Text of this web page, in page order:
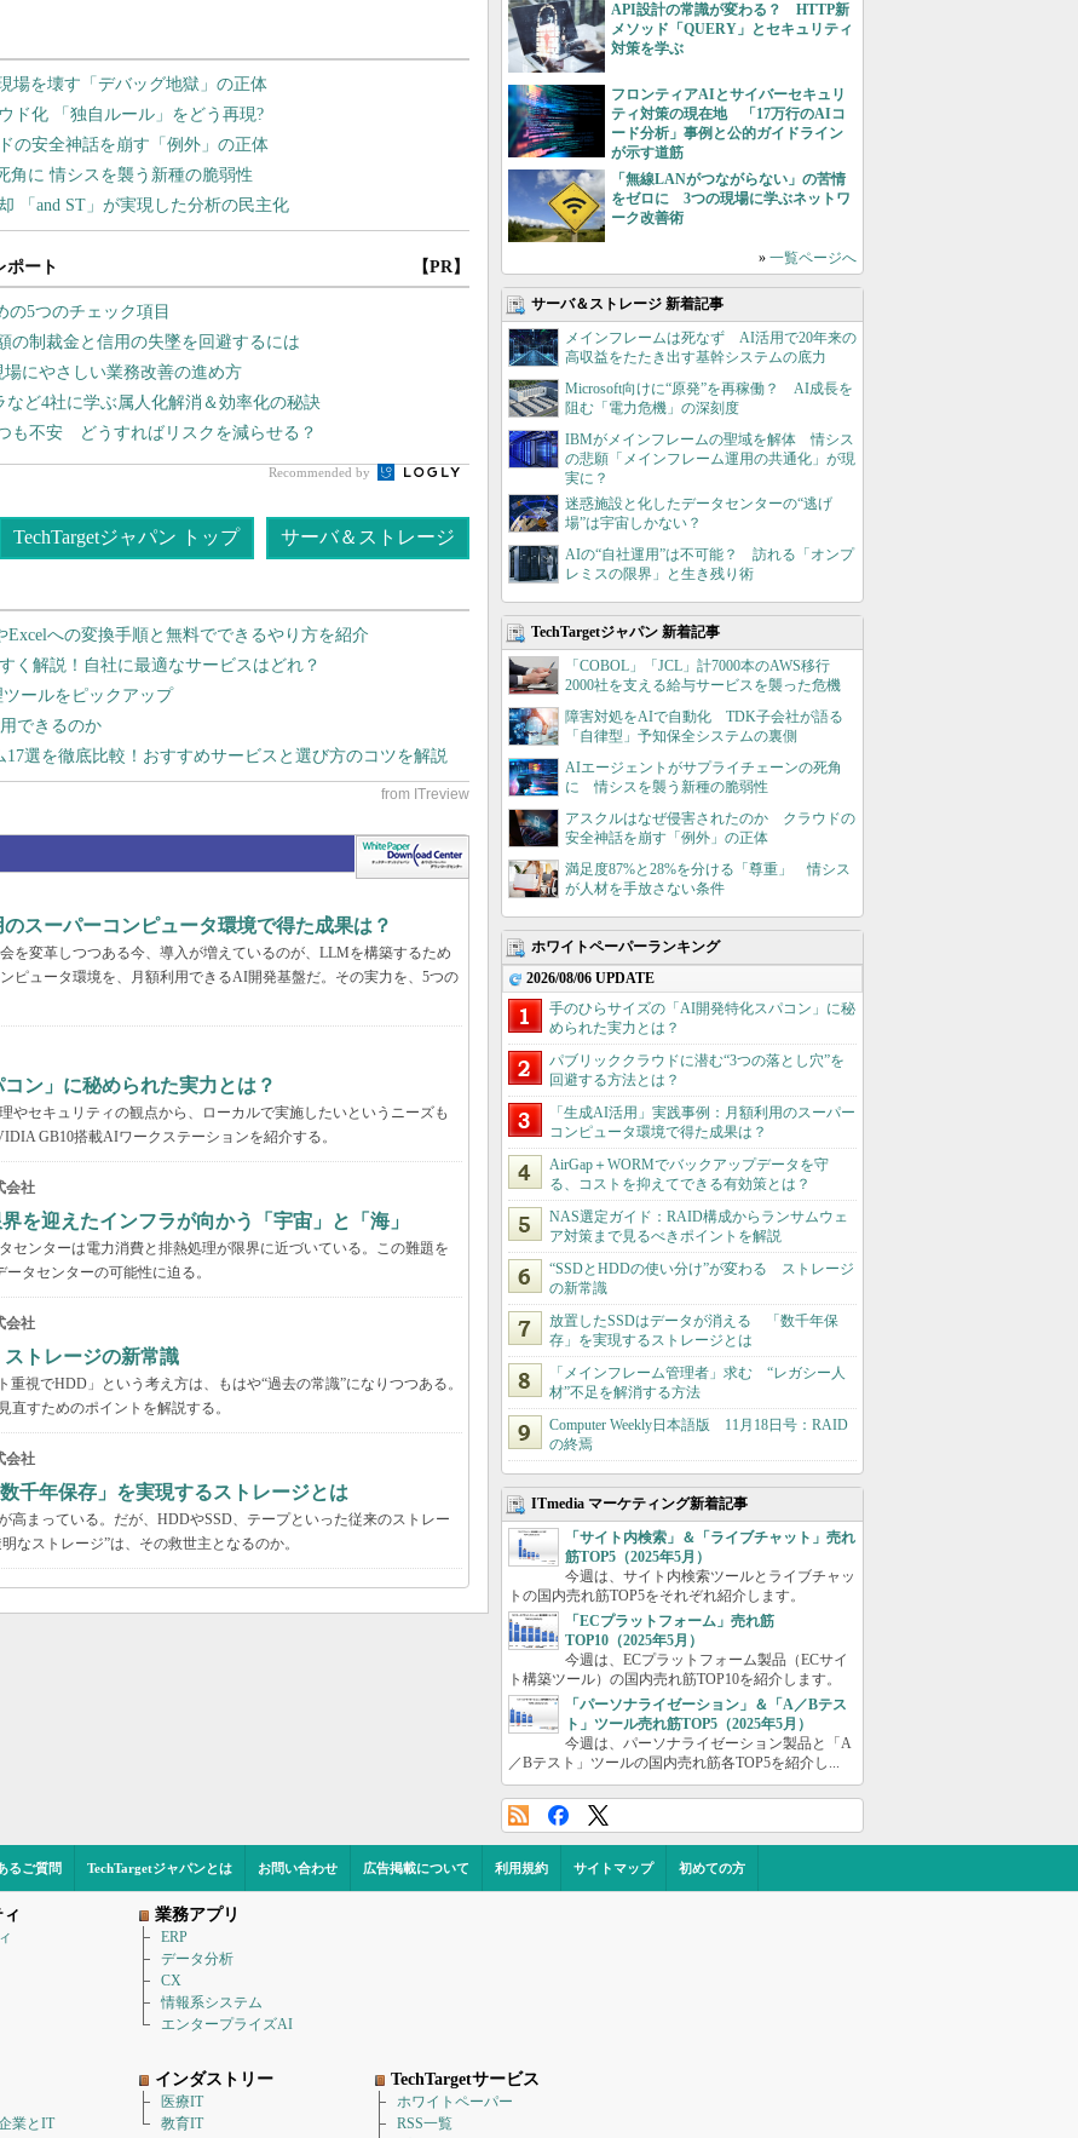
ポート 【PR】
の5つのチェック項目
制裁金と信用の失墜を回避するには
にやさしい業務改善の進め方
ど4社に学ぶ属人化解消＆効率化の秘訣
も不安 どうすればリスクを減らせる？
Recommended by
TechTargetジャパン トップ サーバ＆ストレージ
への変換手順と無料でできるやり方を紹介
く解説！自社に最適なサービスはどれ？
ールをピックアップ
できるのか
17選を徹底比較！おすすめサービスと選び方のコツを解説
スーパーコンピュータ環境で得た成果は？
を変革しつつある今、導入が増えているのが、LLMを構築するため
ピュータ環境を、月額利用できるAI開発基盤だ。その実力を、5つの
ン」に秘められた実力とは？
やセキュリティの観点から、ローカルで実施したいというニーズも
GB10搭載AIワークステーションを紹介する。
会社
迎えたインフラが向かう「宇宙」と「海」
センターは電力消費と排熱処理が限界に近づいている。この難題を
タセンターの可能性に迫る。
会社
トレージの新常識
重視でHDD」という考え方は、もはや“過去の常識”になりつつある。
直すためのポイントを解説する。
会社
千年保存」を実現するストレージとは
高まっている。だが、HDDやSSD、テープといった従来のストレー
なストレージ”は、その救世主となるのか。
API設計の常識が変わる？ HTTP新
メソッド「QUERY」とセキュリティ
対策を学ぶ
フロンティアAIとサイバーセキュリ
ティ対策の現在地 「17万行のAIコ
ード分析」事例と公的ガイドライン
が示す道筋
「無線LANがつながらない」の苦情
をゼロに 3つの現場に学ぶネットワ
ーク改善術
» 一覧ページへ
サーバ＆ストレージ 新着記事
メインフレームは死なず AI活用で20年来の
高収益をたたき出す基幹システムの底力
Microsoft向けに“原発”を再稼働？ AI成長を
阻む「電力危機」の深刻度
IBMがメインフレームの聖域を解体 情シス
の悲願「メインフレーム運用の共通化」が現
実に？
迷惑施設と化したデータセンターの“逃げ
場”は宇宙しかない？
AIの“自社運用”は不可能？ 訪れる「オンプ
レミスの限界」と生き残り術
TechTargetジャパン 新着記事
「COBOL」「JCL」計7000本のAWS移行
2000社を支える給与サービスを襲った危機
障害対処をAIで自動化 TDK子会社が語る
「自律型」予知保全システムの裏側
AIエージェントがサプライチェーンの死角
に 情シスを襲う新種の脆弱性
アスクルはなぜ侵害されたのか クラウドの
安全神話を崩す「例外」の正体
満足度87%と28%を分ける「尊重」 情シス
が人材を手放さない条件
ホワイトペーパーランキング
2026/08/06 UPDATE
手のひらサイズの「AI開発特化スパコン」に秘
められた実力とは？
パブリッククラウドに潜む“3つの落とし穴”を
回避する方法とは？
「生成AI活用」実践事例：月額利用のスーパー
コンピュータ環境で得た成果は？
AirGap＋WORMでバックアップデータを守
る、コストを抑えてできる有効策とは？
NAS選定ガイド：RAID構成からランサムウェ
ア対策まで見るべきポイントを解説
“SSDとHDDの使い分け”が変わる ストレージ
の新常識
放置したSSDはデータが消える 「数千年保
存」を実現するストレージとは
「メインフレーム管理者」求む “レガシー人
材”不足を解消する方法
Computer Weekly日本語版 11月18日号：RAID
の終焉
ITmedia マーケティング新着記事
「サイト内検索」＆「ライブチャット」売れ
筋TOP5（2025年5月）
今週は、サイト内検索ツールとライブチャッ
トの国内売れ筋TOP5をそれぞれ紹介します。
「ECプラットフォーム」売れ筋
TOP10（2025年5月）
今週は、ECプラットフォーム製品（ECサイ
ト構築ツール）の国内売れ筋TOP10を紹介します。
「パーソナライゼーション」＆「A／Bテス
ト」ツール売れ筋TOP5（2025年5月）
今週は、パーソナライゼーション製品と「A
／Bテスト」ツールの国内売れ筋各TOP5を紹介し...
るご質問 TechTargetジャパンとは お問い合わせ 広告掲載について 利用規約 サイトマップ 初めての方
業務アプリ
ERP
データ分析
CX
情報系システム
エンタープライズAI
業とIT
インダストリー
医療IT
教育IT
TechTargetサービス
ホワイトペーパー
RSS一覧